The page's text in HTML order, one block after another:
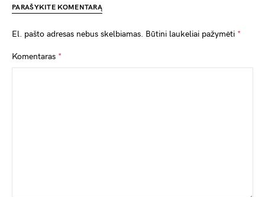
PARAŠYKITE KOMENTARĄ
El. pašto adresas nebus skelbiamas. Būtini laukeliai pažymėti *
Komentaras *